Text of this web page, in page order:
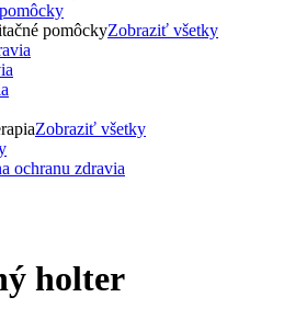
pomôckyZobraziť všetky
Zobraziť všetky
ochranu zdravia
holter